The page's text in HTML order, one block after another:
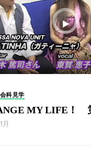
科見学
MY LIFE！
月